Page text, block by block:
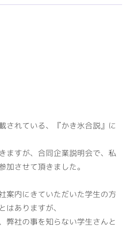
されている、『かき氷合説』に
ますが、合同企業説明会で、私
加させて頂きました。
案内にきていただいた学生の方
はありますが、
弊社の事を知らない学生さんと